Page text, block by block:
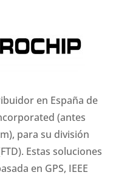
en España de
(antes
para su división
Estas soluciones
en GPS, IEEE